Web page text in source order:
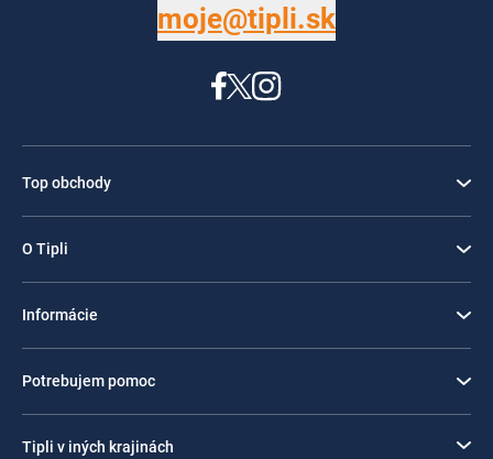
moje@tipli.sk
Top obchody
O Tipli
Informácie
Potrebujem pomoc
Tipli v iných krajinách